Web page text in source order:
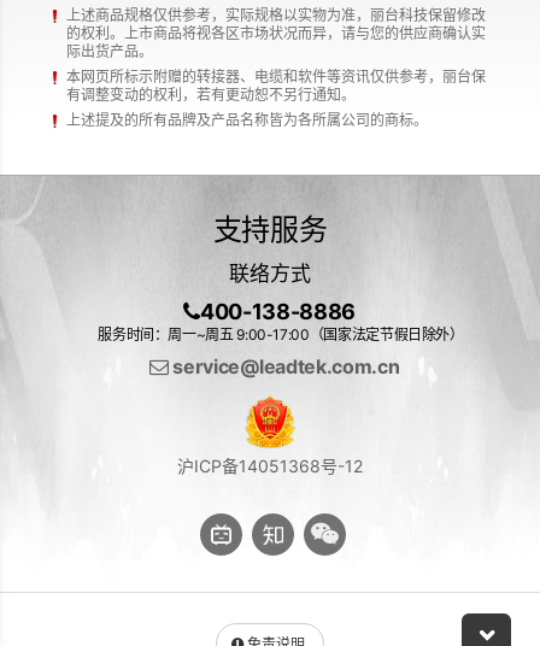
上述商品规格仅供参考，实际规格以实物为准，丽台科技保留修改
的权利。上市商品将视各区市场状况而异，请与您的供应商确认实
际出货产品。
本网页所标示附赠的转接器、电缆和软件等资讯仅供参考，丽台保
有调整变动的权利，若有更动恕不另行通知。
上述提及的所有品牌及产品名称皆为各所属公司的商标。
支持服务
联络方式
400-138-8886
服务时间：周一~周五 9:00-17:00（国家法定节假日除外）
service@leadtek.com.cn
沪ICP备14051368号-12